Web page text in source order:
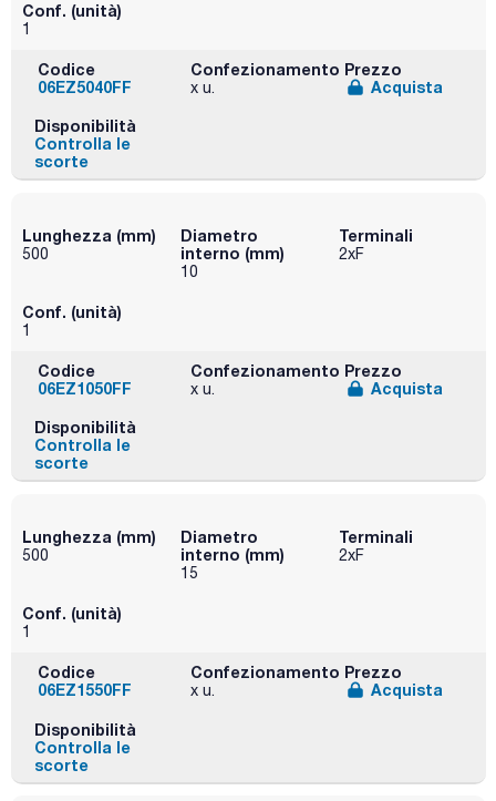
Conf. (unità)
1
Codice
06EZ5040FF
Confezionamento
x u.
Prezzo
Acquista
Disponibilità
Controlla le
scorte
Lunghezza (mm)
500
Diametro
interno (mm)
10
Terminali
2xF
Conf. (unità)
1
Codice
06EZ1050FF
Confezionamento
x u.
Prezzo
Acquista
Disponibilità
Controlla le
scorte
Lunghezza (mm)
500
Diametro
interno (mm)
15
Terminali
2xF
Conf. (unità)
1
Codice
06EZ1550FF
Confezionamento
x u.
Prezzo
Acquista
Disponibilità
Controlla le
scorte